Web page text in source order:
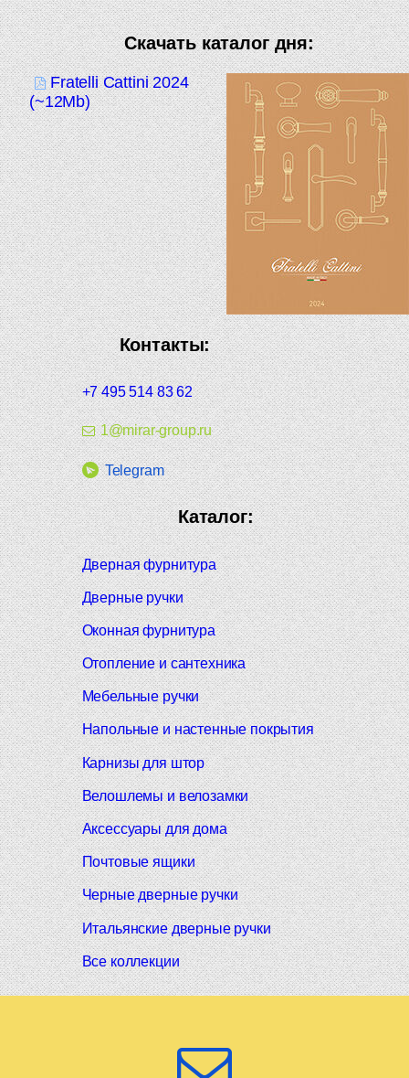
Скачать каталог дня:
Fratelli Cattini 2024
(~12Mb)
Контакты:
+7 495 514 83 62
1@mirar-group.ru
Telegram
Каталог:
Дверная фурнитура
Дверные ручки
Оконная фурнитура
Отопление и сантехника
Мебельные ручки
Напольные и настенные покрытия
Карнизы для штор
Велошлемы и велозамки
Аксессуары для дома
Почтовые ящики
Черные дверные ручки
Итальянские дверные ручки
Все коллекции